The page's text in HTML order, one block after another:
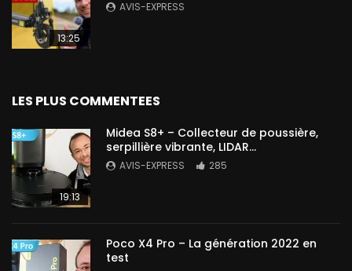
13:25
AVIS-EXPRESS
LES PLUS COMMENTEES
19:13
Midea S8+ – Collecteur de poussière,
serpillière vibrante, LIDAR…
AVIS-EXPRESS 285
Poco X4 Pro – La génération 2022 en
test